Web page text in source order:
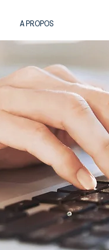
A PROPOS